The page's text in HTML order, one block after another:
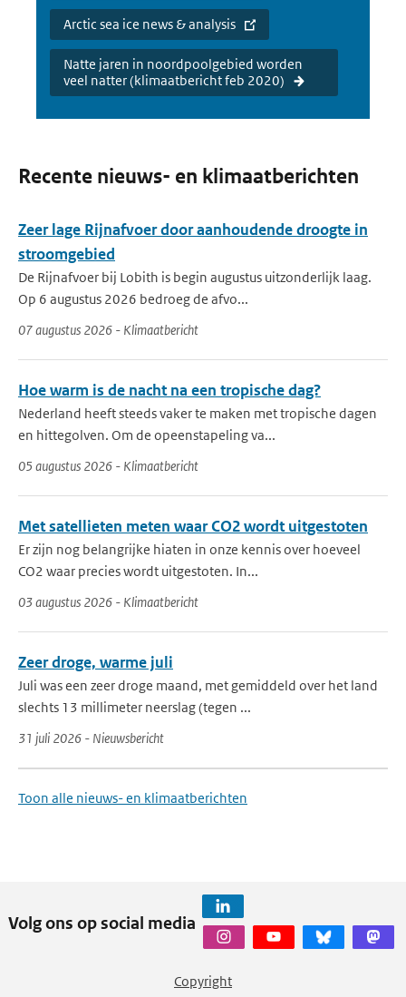
Arctic sea ice news & analysis
Natte jaren in noordpoolgebied worden
veel natter (klimaatbericht feb 2020)
Recente nieuws- en klimaatberichten
Zeer lage Rijnafvoer door aanhoudende droogte in
stroomgebied
De Rijnafvoer bij Lobith is begin augustus uitzonderlijk laag.
Op 6 augustus 2026 bedroeg de afvo...
07 augustus 2026 - Klimaatbericht
Hoe warm is de nacht na een tropische dag?
Nederland heeft steeds vaker te maken met tropische dagen
en hittegolven. Om de opeenstapeling va...
05 augustus 2026 - Klimaatbericht
Met satellieten meten waar CO2 wordt uitgestoten
Er zijn nog belangrijke hiaten in onze kennis over hoeveel
CO2 waar precies wordt uitgestoten. In...
03 augustus 2026 - Klimaatbericht
Zeer droge, warme juli
Juli was een zeer droge maand, met gemiddeld over het land
slechts 13 millimeter neerslag (tegen ...
31 juli 2026 - Nieuwsbericht
Toon alle nieuws- en klimaatberichten
Volg ons op social media
Copyright